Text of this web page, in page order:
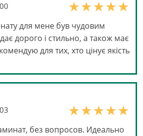
для мене був чудовим
дорого і стильно, а також має
для тих, хто цінує якість
без вопросов. Идеально